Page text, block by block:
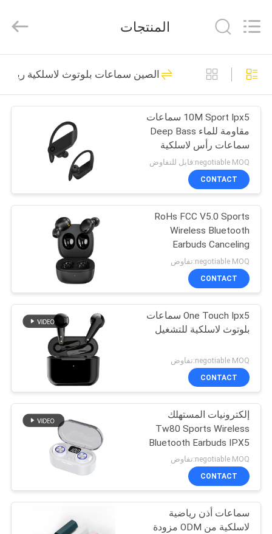
منزل،
بيت
منتجات
معلومات
جولة
المعمل
مراقبة
الجودة
اتصل
أخبار
حالات
خريطة
الموقع
Electronic
Co.,Ltd.
Reserved.
إلغاء الضوضاء
سماعات لاسلكية
بلوتوث
50
سماعات بلوتوث
لاسلكية صغيرة
36
سماعات بلوتوث
لاسلكية مضادة للماء
31
سماعات بلوتوث
لاسلكية رياضية
40
المنتجات
الصين سماعات بلوتوث لاسلكية
10M Sport Ipx5 سماعات
مقاومة للماء Deep Bass
سماعات رأس لاسلكية
negotiable MOQ:قابل للتفاوض
CONTACT
RoHs FCC V5.0 Sports
Wireless Bluetooth
Earbuds Canceling
Headphone
negotiable MOQ:تفاوض
CONTACT
One Touch Ipx5 سماعات
بلوتوث لاسلكية للتشغيل
negotiable MOQ:تفاوض
CONTACT
إلكترونيات المستهلك
Tw80 Sports Wireless
Bluetooth Earbuds IPX5
Waterproof
negotiable MOQ:تفاوض
CONTACT
سماعات أذن رياضية
لاسلكية من ODM مزودة